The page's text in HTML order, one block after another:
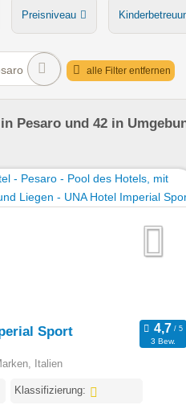
Preisniveau
Bauernhof Ponyreiten
alle Filter entfernen
in Pesaro und 42 in
Sport
3 Bew.
Italien
Klassifizierung: